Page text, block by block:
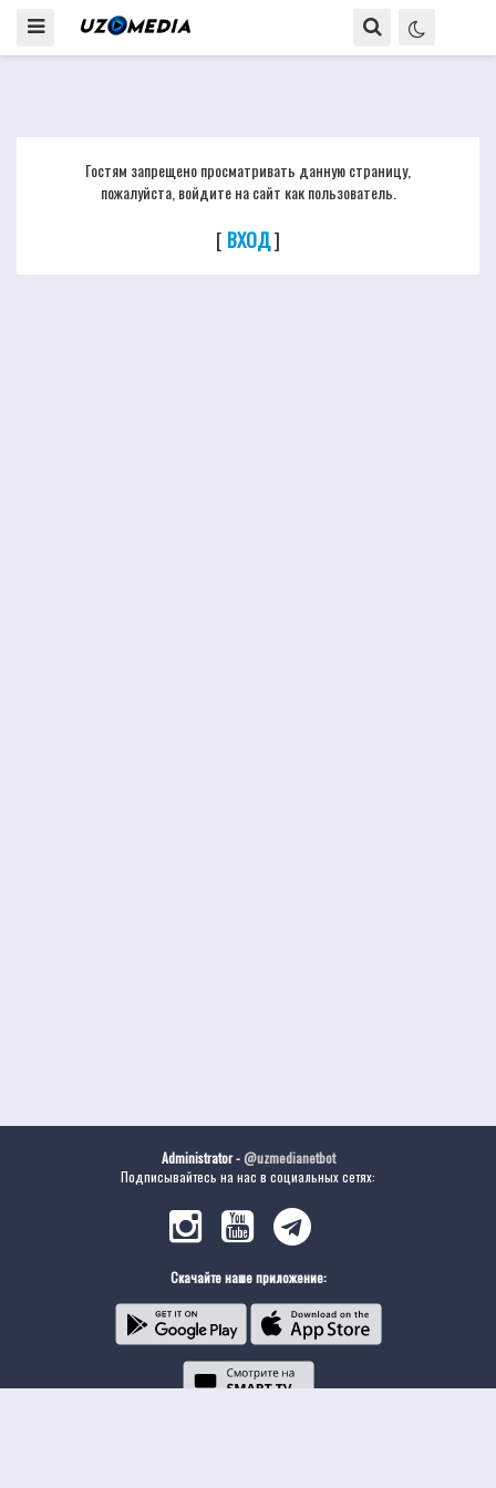
Гостям запрещено просматривать данную страницу,
пожалуйста, войдите на сайт как пользователь.
[ ВХОД]
Administrator -@uzmedianetbot
Подписывайтесь на нас в социальных сетях:
Скачайте наше приложение: